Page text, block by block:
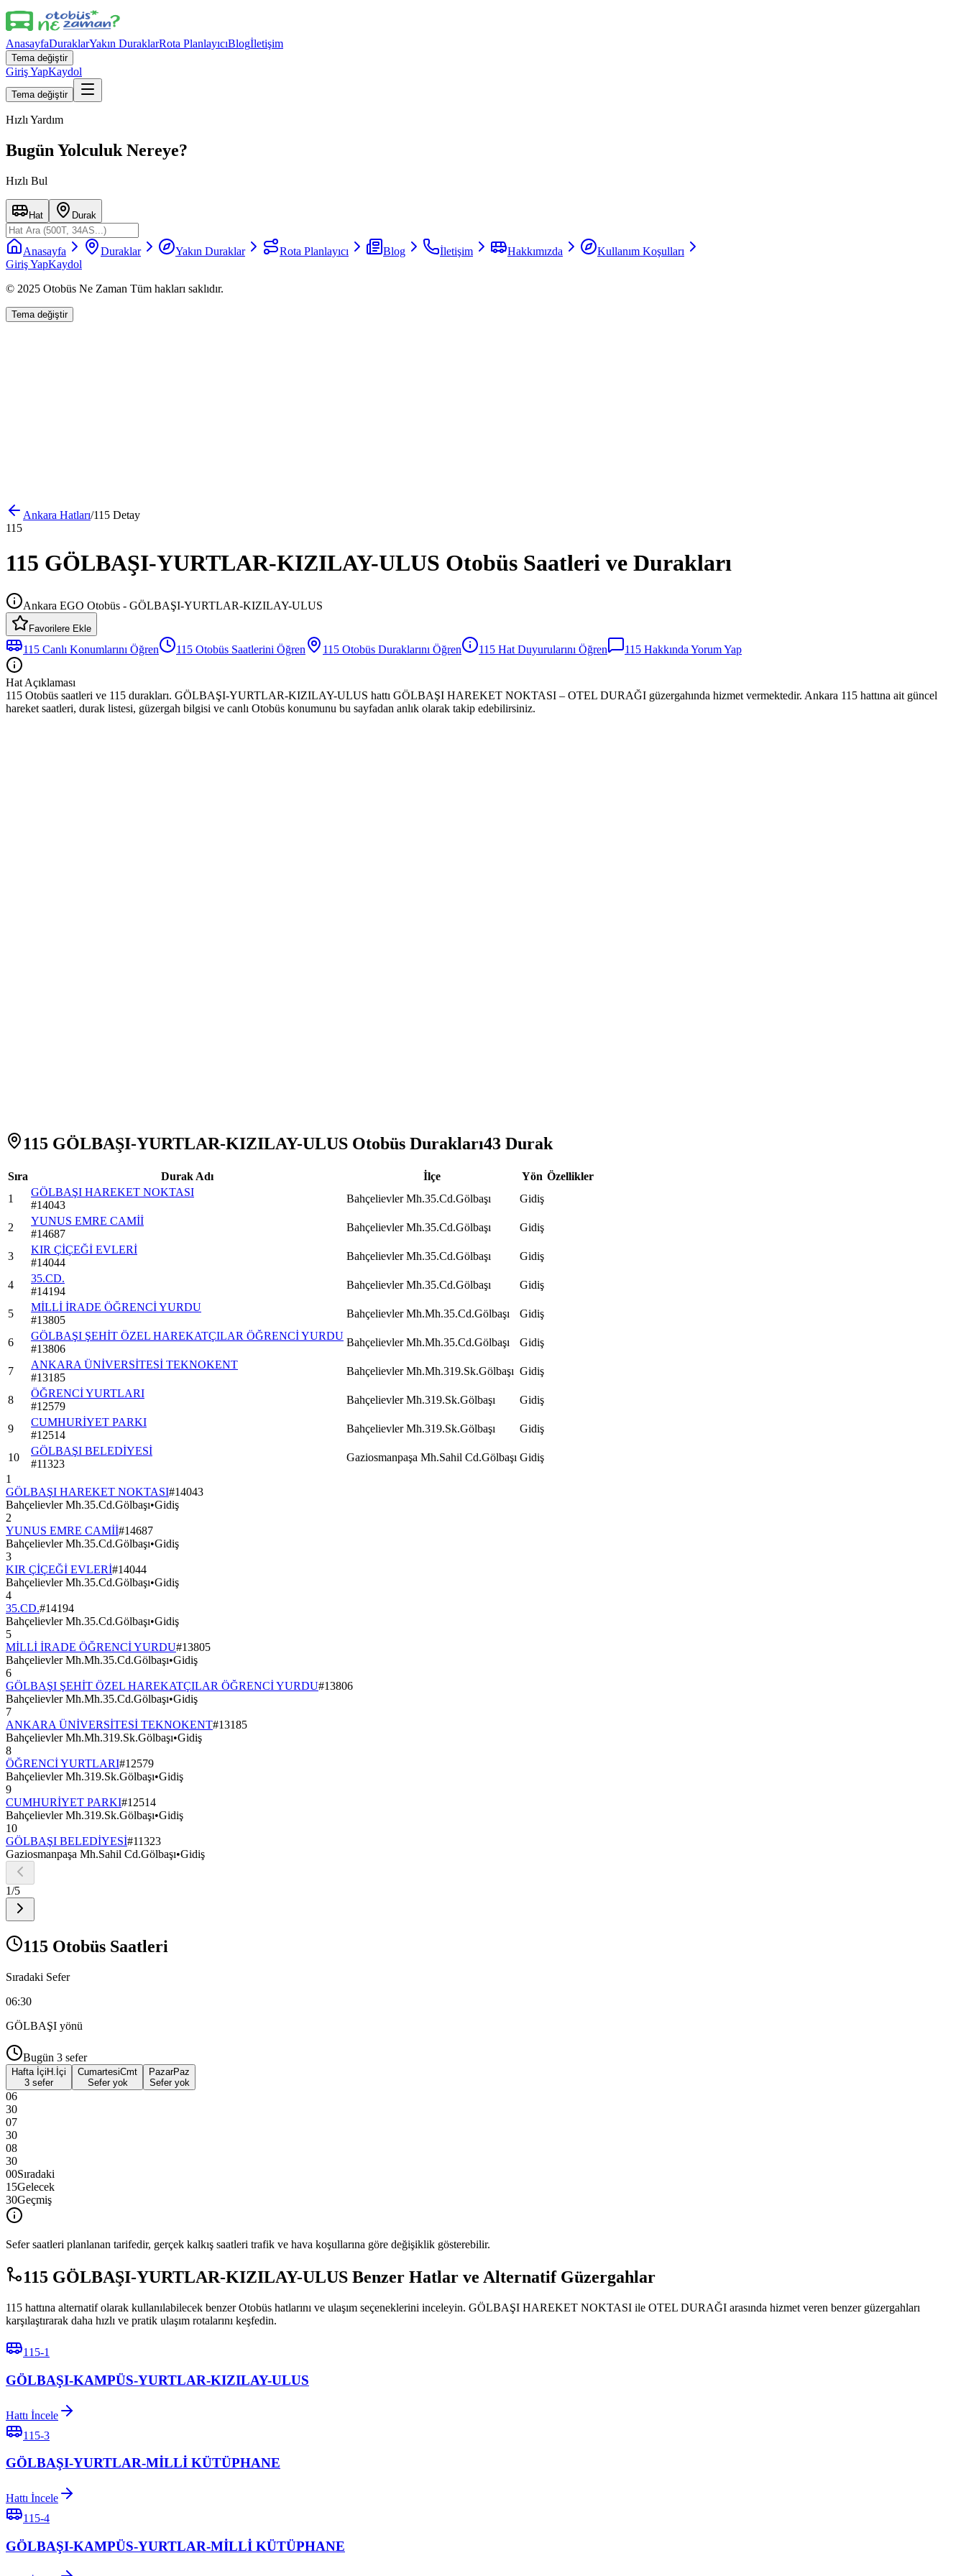
AnasayfaDuraklarYakın DuraklarRota PlanlayıcıBlogİletişim
Tema değiştir
Giriş YapKaydol
Tema değiştir
Hızlı Yardım
Bugün Yolculuk Nereye?
Hızlı Bul
Hat Durak
Anasayfa Duraklar Yakın Duraklar Rota Planlayıcı Blog İletişim Hakkımızda
Kullanım Koşulları
Giriş YapKaydol
© 2025 Otobüs Ne Zaman Tüm hakları saklıdır.
Tema değiştir
Ankara Hatları/115 Detay
115
115 GÖLBAŞI-YURTLAR-KIZILAY-ULUS Otobüs Saatleri ve Durakları
Ankara EGO Otobüs - GÖLBAŞI-YURTLAR-KIZILAY-ULUS
Favorilere Ekle
115 Canlı Konumlarını Öğren 115 Otobüs Saatlerini Öğren 115 Otobüs Duraklarını Öğren 115 Hat Duyurularını Öğren 115 Hakkında Yorum Yap
Hat Açıklaması
115 Otobüs saatleri ve 115 durakları. GÖLBAŞI-YURTLAR-KIZILAY-ULUS hattı GÖLBAŞI HAREKET NOKTASI – OTEL DURAĞI güzergahında hizmet vermektedir. Ankara 115 hattına ait güncel
hareket saatleri, durak listesi, güzergah bilgisi ve canlı Otobüs konumunu bu sayfadan anlık olarak takip edebilirsiniz.
115 GÖLBAŞI-YURTLAR-KIZILAY-ULUS Otobüs Durakları43 Durak
Sıra Durak Adı İlçe Yön Özellikler
1
GÖLBAŞI HAREKET NOKTASI
#14043
Bahçelievler Mh.35.Cd.Gölbaşı Gidiş
2
YUNUS EMRE CAMİİ
#14687
Bahçelievler Mh.35.Cd.Gölbaşı Gidiş
3
KIR ÇİÇEĞİ EVLERİ
#14044
Bahçelievler Mh.35.Cd.Gölbaşı Gidiş
4
35.CD.
#14194
Bahçelievler Mh.35.Cd.Gölbaşı Gidiş
5
MİLLİ İRADE ÖĞRENCİ YURDU
#13805
Bahçelievler Mh.Mh.35.Cd.Gölbaşı Gidiş
6
GÖLBAŞI ŞEHİT ÖZEL HAREKATÇILAR ÖĞRENCİ YURDU
#13806
Bahçelievler Mh.Mh.35.Cd.Gölbaşı Gidiş
7
ANKARA ÜNİVERSİTESİ TEKNOKENT
#13185
Bahçelievler Mh.Mh.319.Sk.Gölbaşı Gidiş
8
ÖĞRENCİ YURTLARI
#12579
Bahçelievler Mh.319.Sk.Gölbaşı Gidiş
9
CUMHURİYET PARKI
#12514
Bahçelievler Mh.319.Sk.Gölbaşı Gidiş
10
GÖLBAŞI BELEDİYESİ
#11323
Gaziosmanpaşa Mh.Sahil Cd.Gölbaşı Gidiş
1
GÖLBAŞI HAREKET NOKTASI#14043
Bahçelievler Mh.35.Cd.Gölbaşı•Gidiş
2
YUNUS EMRE CAMİİ#14687
Bahçelievler Mh.35.Cd.Gölbaşı•Gidiş
3
KIR ÇİÇEĞİ EVLERİ#14044
Bahçelievler Mh.35.Cd.Gölbaşı•Gidiş
4
35.CD.#14194
Bahçelievler Mh.35.Cd.Gölbaşı•Gidiş
5
MİLLİ İRADE ÖĞRENCİ YURDU#13805
Bahçelievler Mh.Mh.35.Cd.Gölbaşı•Gidiş
6
GÖLBAŞI ŞEHİT ÖZEL HAREKATÇILAR ÖĞRENCİ YURDU#13806
Bahçelievler Mh.Mh.35.Cd.Gölbaşı•Gidiş
7
ANKARA ÜNİVERSİTESİ TEKNOKENT#13185
Bahçelievler Mh.Mh.319.Sk.Gölbaşı•Gidiş
8
ÖĞRENCİ YURTLARI#12579
Bahçelievler Mh.319.Sk.Gölbaşı•Gidiş
9
CUMHURİYET PARKI#12514
Bahçelievler Mh.319.Sk.Gölbaşı•Gidiş
10
GÖLBAŞI BELEDİYESİ#11323
Gaziosmanpaşa Mh.Sahil Cd.Gölbaşı•Gidiş
1/5
115 Otobüs Saatleri
Sıradaki Sefer
06:30
GÖLBAŞI yönü
Bugün 3 sefer
Hafta İçi H.İçi
3 sefer
CumartesiCmt
Sefer yok
PazarPaz
Sefer yok
06
30
07
30
08
30
00Sıradaki
15Gelecek
30Geçmiş
Sefer saatleri planlanan tarifedir, gerçek kalkış saatleri trafik ve hava koşullarına göre değişiklik gösterebilir.
115 GÖLBAŞI-YURTLAR-KIZILAY-ULUS Benzer Hatlar ve Alternatif Güzergahlar
115 hattına alternatif olarak kullanılabilecek benzer Otobüs hatlarını ve ulaşım seçeneklerini inceleyin. GÖLBAŞI HAREKET NOKTASI ile OTEL DURAĞI arasında hizmet veren benzer güzergahları
karşılaştırarak daha hızlı ve pratik ulaşım rotalarını keşfedin.
115-1
GÖLBAŞI-KAMPÜS-YURTLAR-KIZILAY-ULUS
Hattı İncele
115-3
GÖLBAŞI-YURTLAR-MİLLİ KÜTÜPHANE
Hattı İncele
115-4
GÖLBAŞI-KAMPÜS-YURTLAR-MİLLİ KÜTÜPHANE